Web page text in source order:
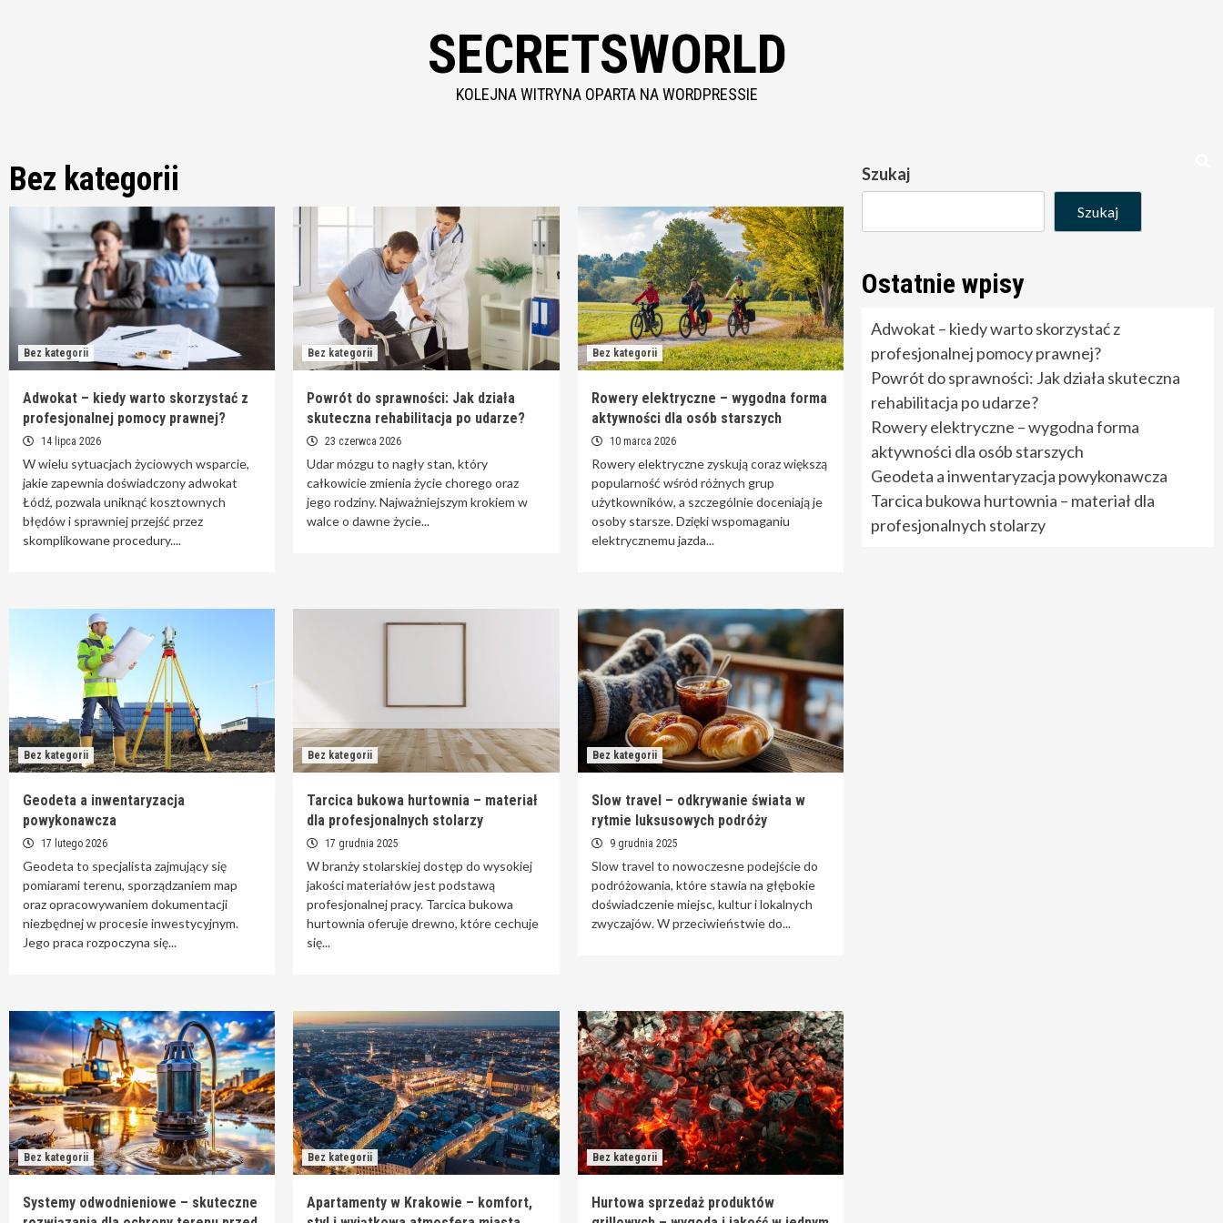
SECRETSWORLD
KOLEJNA WITRYNA OPARTA NA WORDPRESSIE
Bez kategorii
Bez kategorii
Adwokat – kiedy warto skorzystać z
profesjonalnej pomocy prawnej?
14 lipca 2026
W wielu sytuacjach życiowych wsparcie,
jakie zapewnia doświadczony adwokat
Łódź, pozwala uniknąć kosztownych
błędów i sprawniej przejść przez
skomplikowane procedury....
Bez kategorii
Powrót do sprawności: Jak działa
skuteczna rehabilitacja po udarze?
23 czerwca 2026
Udar mózgu to nagły stan, który
całkowicie zmienia życie chorego oraz
jego rodziny. Najważniejszym krokiem w
walce o dawne życie...
Bez kategorii
Rowery elektryczne – wygodna forma
aktywności dla osób starszych
10 marca 2026
Rowery elektryczne zyskują coraz większą
popularność wśród różnych grup
użytkowników, a szczególnie doceniają je
osoby starsze. Dzięki wspomaganiu
elektrycznemu jazda...
Bez kategorii
Geodeta a inwentaryzacja
powykonawcza
17 lutego 2026
Geodeta to specjalista zajmujący się
pomiarami terenu, sporządzaniem map
oraz opracowywaniem dokumentacji
niezbędnej w procesie inwestycyjnym.
Jego praca rozpoczyna się...
Bez kategorii
Tarcica bukowa hurtownia – materiał
dla profesjonalnych stolarzy
17 grudnia 2025
W branży stolarskiej dostęp do wysokiej
jakości materiałów jest podstawą
profesjonalnej pracy. Tarcica bukowa
hurtownia oferuje drewno, które cechuje
się...
Bez kategorii
Slow travel – odkrywanie świata w
rytmie luksusowych podróży
9 grudnia 2025
Slow travel to nowoczesne podejście do
podróżowania, które stawia na głębokie
doświadczenie miejsc, kultur i lokalnych
zwyczajów. W przeciwieństwie do...
Bez kategorii
Systemy odwodnieniowe – skuteczne
Bez kategorii
Apartamenty w Krakowie – komfort,
Bez kategorii
Hurtowa sprzedaż produktów
Szukaj
Szukaj
Ostatnie wpisy
Adwokat – kiedy warto skorzystać z
profesjonalnej pomocy prawnej?
Powrót do sprawności: Jak działa skuteczna
rehabilitacja po udarze?
Rowery elektryczne – wygodna forma
aktywności dla osób starszych
Geodeta a inwentaryzacja powykonawcza
Tarcica bukowa hurtownia – materiał dla
profesjonalnych stolarzy